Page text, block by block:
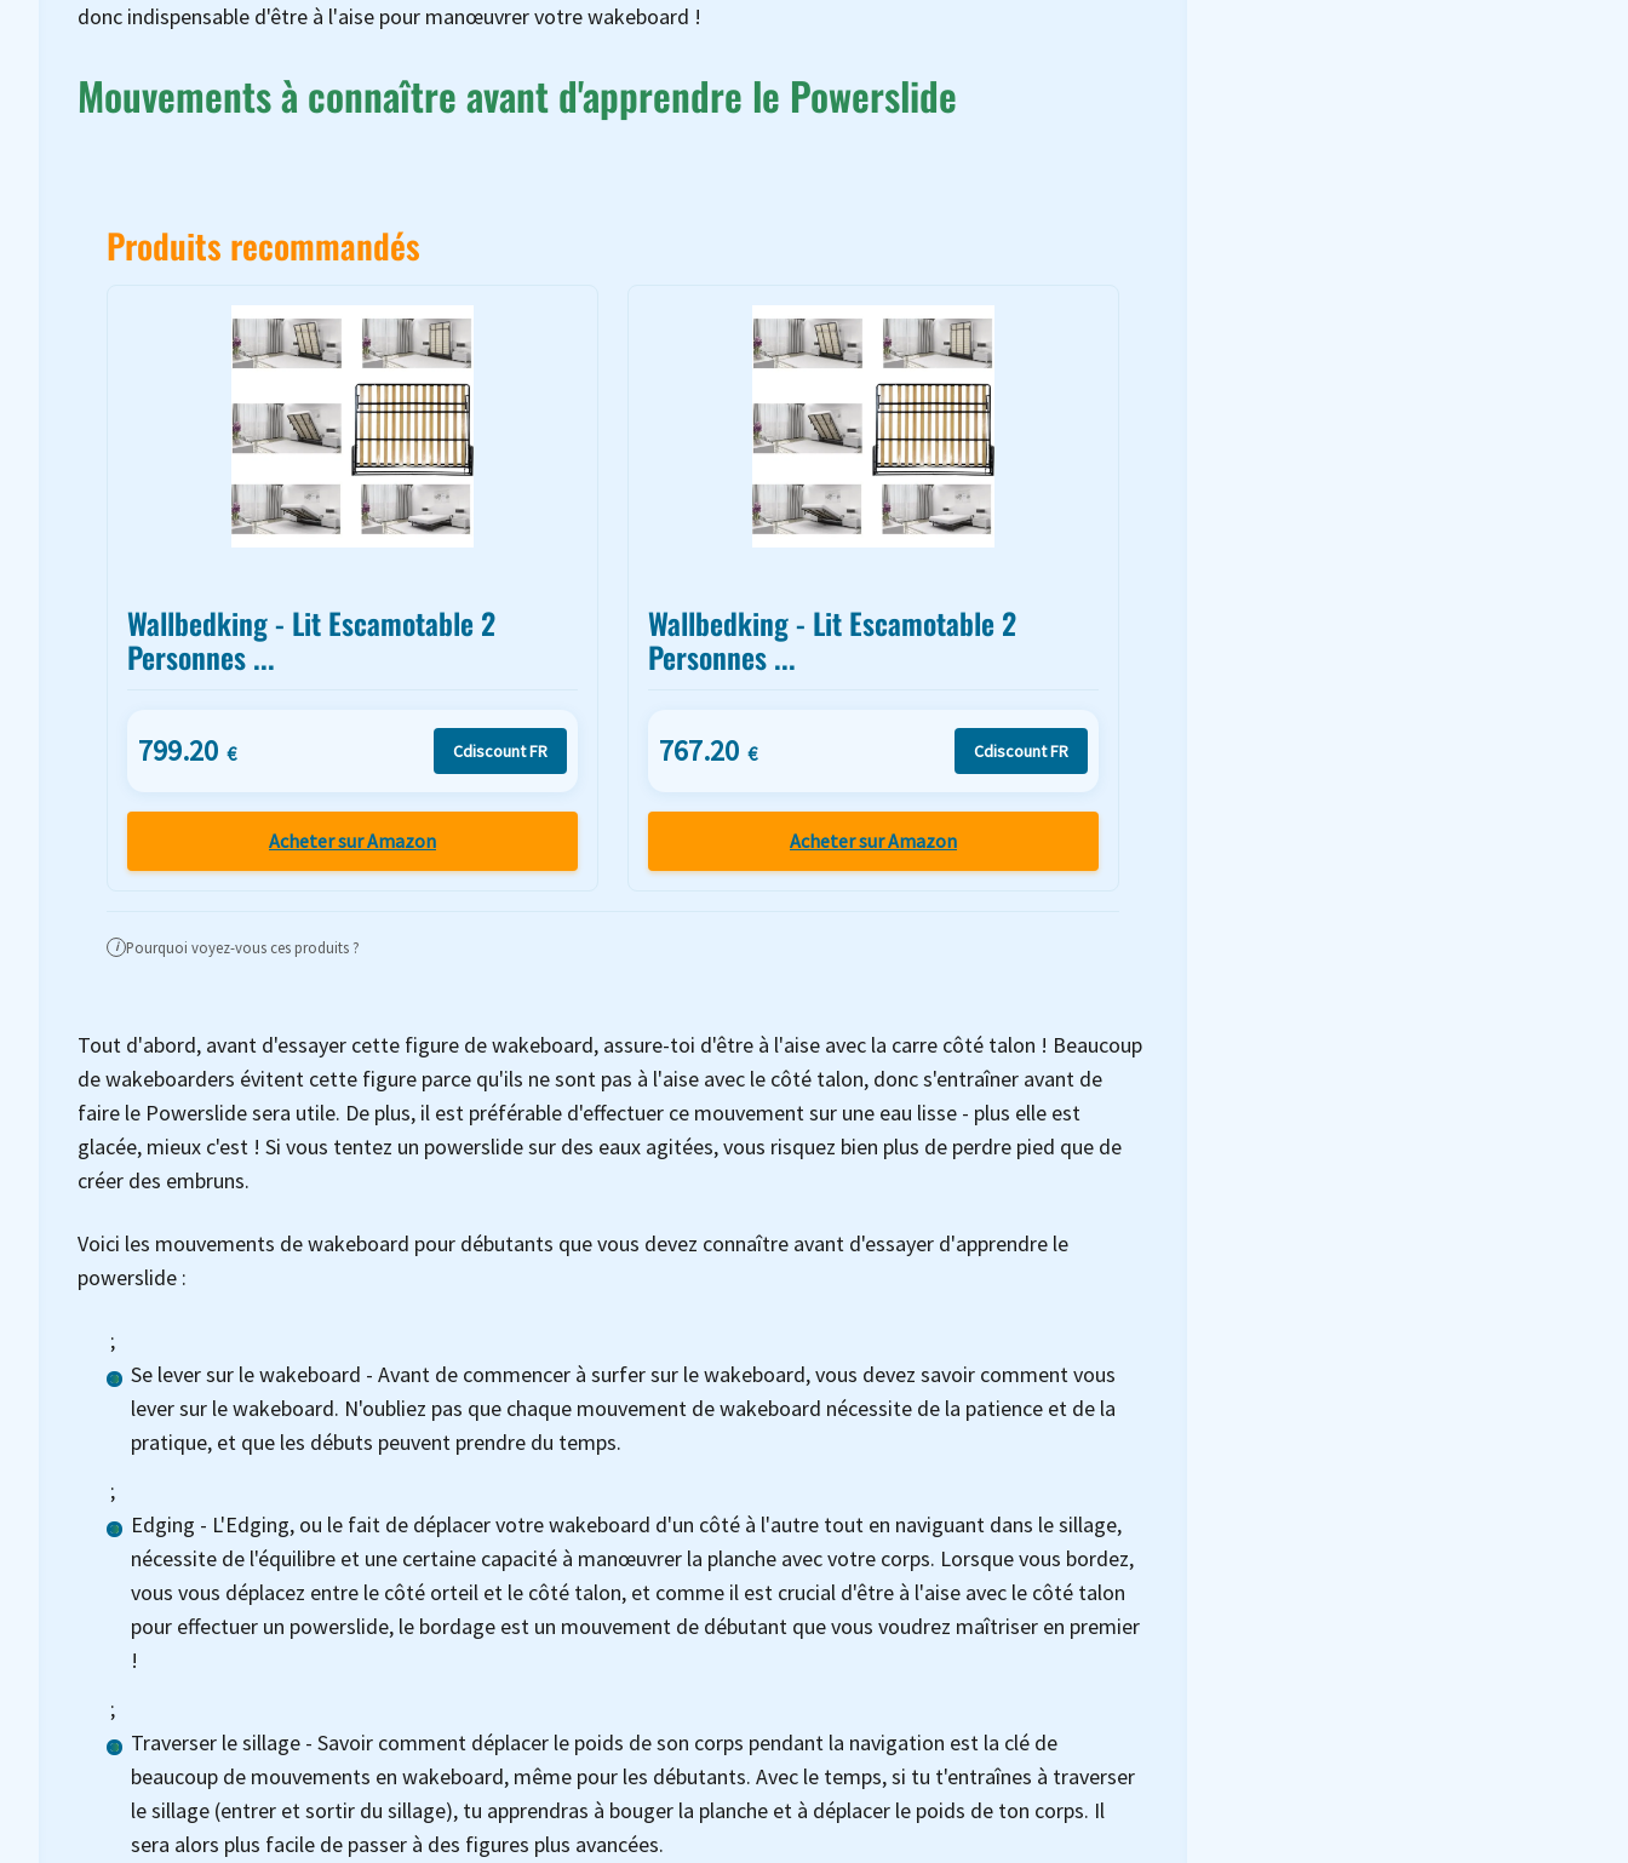
donc indispensable d'être à l'aise pour manœuvrer votre wakeboard !
Mouvements à connaître avant d'apprendre le Powerslide
Produits recommandés
Wallbedking - Lit Escamotable 2
Personnes ...
799.20 € Cdiscount FR
Acheter sur Amazon
Wallbedking - Lit Escamotable 2
Personnes ...
767.20 € Cdiscount FR
Acheter sur Amazon
i Pourquoi voyez-vous ces produits ?
Tout d'abord, avant d'essayer cette figure de wakeboard, assure-toi d'être à l'aise avec la carre côté talon ! Beaucoup
de wakeboarders évitent cette figure parce qu'ils ne sont pas à l'aise avec le côté talon, donc s'entraîner avant de
faire le Powerslide sera utile. De plus, il est préférable d'effectuer ce mouvement sur une eau lisse - plus elle est
glacée, mieux c'est ! Si vous tentez un powerslide sur des eaux agitées, vous risquez bien plus de perdre pied que de
créer des embruns.
Voici les mouvements de wakeboard pour débutants que vous devez connaître avant d'essayer d'apprendre le
powerslide :
;
Se lever sur le wakeboard - Avant de commencer à surfer sur le wakeboard, vous devez savoir comment vous
lever sur le wakeboard. N'oubliez pas que chaque mouvement de wakeboard nécessite de la patience et de la
pratique, et que les débuts peuvent prendre du temps.
;
Edging - L'Edging, ou le fait de déplacer votre wakeboard d'un côté à l'autre tout en naviguant dans le sillage,
nécessite de l'équilibre et une certaine capacité à manœuvrer la planche avec votre corps. Lorsque vous bordez,
vous vous déplacez entre le côté orteil et le côté talon, et comme il est crucial d'être à l'aise avec le côté talon
pour effectuer un powerslide, le bordage est un mouvement de débutant que vous voudrez maîtriser en premier
!
;
Traverser le sillage - Savoir comment déplacer le poids de son corps pendant la navigation est la clé de
beaucoup de mouvements en wakeboard, même pour les débutants. Avec le temps, si tu t'entraînes à traverser
le sillage (entrer et sortir du sillage), tu apprendras à bouger la planche et à déplacer le poids de ton corps. Il
sera alors plus facile de passer à des figures plus avancées.